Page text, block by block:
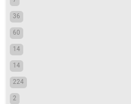
36
60
14
14
224
2